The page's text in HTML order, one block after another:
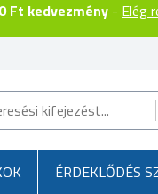
Ft kedvezmény - Elég
ÉRDEKLŐDÉS